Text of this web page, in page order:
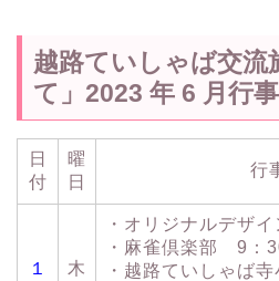
越路ていしゃば交流
て」2023 年 6 月行
日
付
曜
日
行
１ 木
・オリジナルデザ
・麻雀倶楽部 9：
・越路ていしゃば